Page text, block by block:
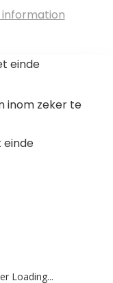
einde
inom zeker te
einde
Loading...